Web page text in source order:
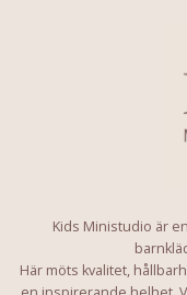
Kids Ministudio är
Här möts kvalitet,